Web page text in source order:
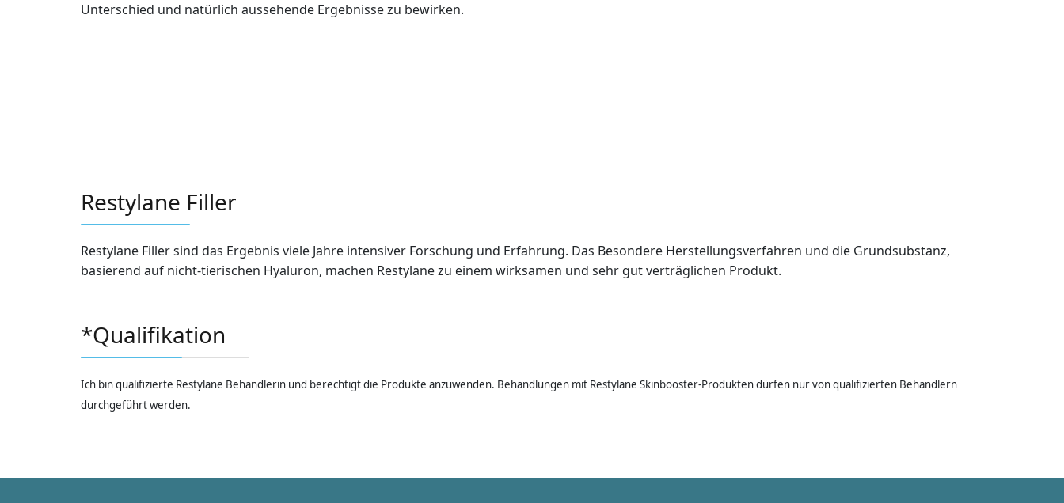
Unterschied und natürlich aussehende Ergebnisse zu bewirken.
Restylane Filler
Restylane Filler sind das Ergebnis viele Jahre intensiver Forschung und Erfahrung. Das Besondere Herstellungsverfahren und die Grundsubstanz,
basierend auf nicht-tierischen Hyaluron, machen Restylane zu einem wirksamen und sehr gut verträglichen Produkt.
*Qualifikation
Ich bin qualifizierte Restylane Behandlerin und berechtigt die Produkte anzuwenden. Behandlungen mit Restylane Skinbooster-Produkten dürfen nur von qualifizierten Behandlern
durchgeführt werden.